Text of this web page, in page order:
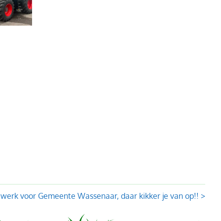
voor Gemeente Wassenaar, daar kikker je van op!! >